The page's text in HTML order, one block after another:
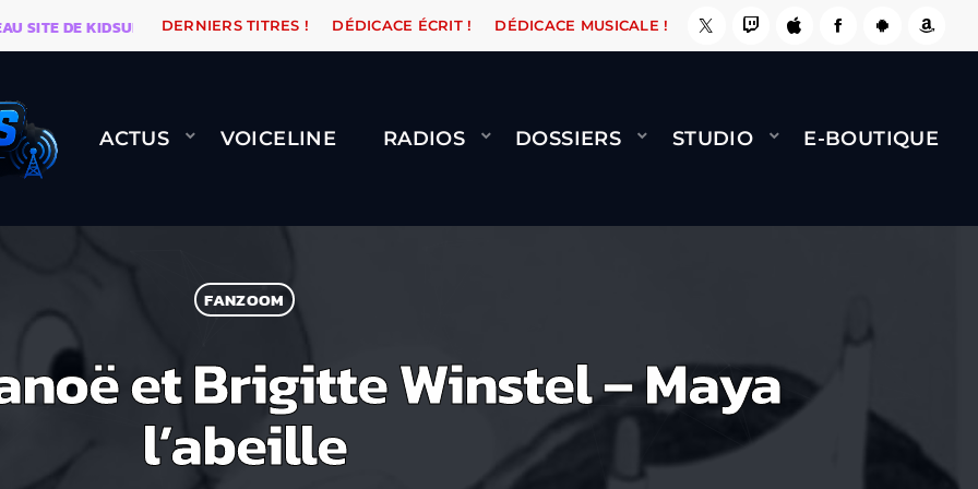
DE KIDSUNE WARÉTRO ORANGE ROAD QUI PASSE, ÇA LE FAIT ! NAMI BERNARD MINET - FLY
DERNIERS TITRES ! DÉDICACE ÉCRIT ! DÉDICACE MUSICALE !
ACTUS VOICELINE RADIOS DOSSIERS STUDIO E-BOUTIQUE
FANZOOM
et Brigitte Winstel – Maya
l’abeille